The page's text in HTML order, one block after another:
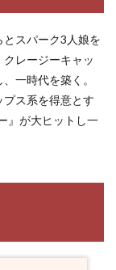
スパーク3人娘を
レージーキャッ
一時代を築く。
ス系を得意とす
』が大ヒットし一